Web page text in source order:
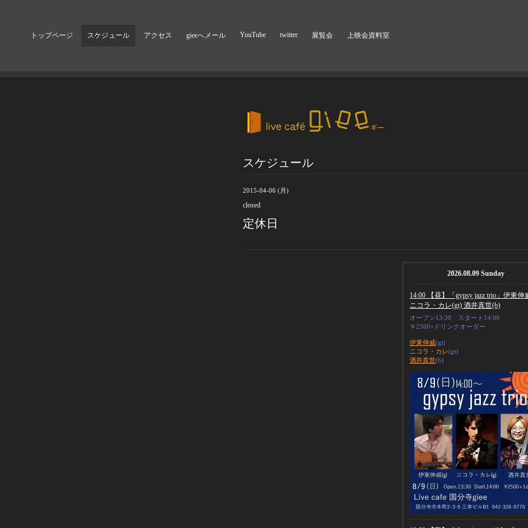
トップページ スケジュール アクセス gieeへメール YouTube twitter 展覧会 上映会資料室
スケジュール
2015-04-06 (月)
closed
定休日
2026.08.09 Sunday
14:00 【昼】「gypsy jazz trio」伊東伸
ニコラ・カレ(gt) 酒井真世(b)
オープン13:30 スタート14:00
￥2500+ドリンクオーダー
伊東伸威(gt)
ニコラ・カレ(gt)
酒井真世(b)